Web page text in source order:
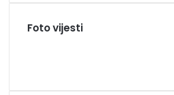
Foto vijesti